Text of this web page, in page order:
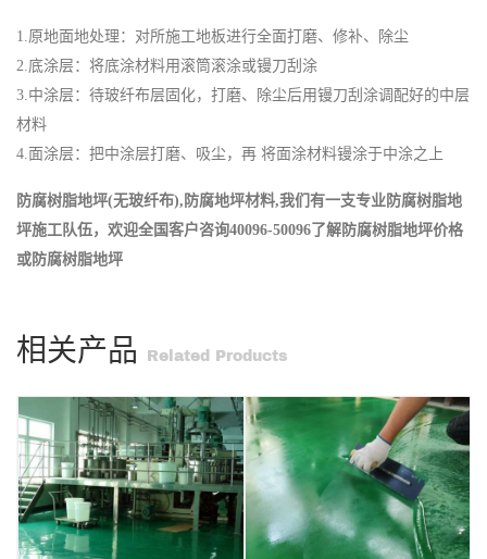
1.原地面地处理：对所施工地板进行全面打磨、修补、除尘
2.底涂层：将底涂材料用滚筒滚涂或镘刀刮涂
3.中涂层：待玻纤布层固化，打磨、除尘后用镘刀刮涂调配好的中层
材料
4.面涂层：把中涂层打磨、吸尘，再 将面涂材料镘涂于中涂之上
防腐树脂地坪(无玻纤布),防腐地坪材料,我们有一支专业防腐树脂地
坪施工队伍，欢迎全国客户咨询40096-50096了解防腐树脂地坪价格
或防腐树脂地坪
相关产品 Related Products